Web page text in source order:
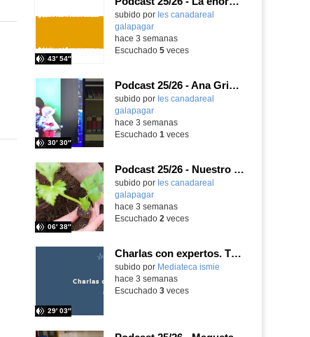
subido por Ies canadareal
galapagar
43′ 54″
-
hace 3 semanas
Escuchado 5veces
Podcast 25/26 - Ana Griott y los cuentos de las voces olvidadas
subido por Ies canadareal
galapagar
30′ 30″
-
hace 3 semanas
Escuchado 1 veces
Podcast 25/26 - Nuestro huerto escolar
subido por Ies canadareal
galapagar
06′ 38″
-
hace 3 semanas
Escuchado 2 veces
Charlas con expertos. T1, E5. David-Li Ilundáin Reviriego
subido por Mediateca ismie
29′ 03″
hace 3 semanas
Escuchado 3veces